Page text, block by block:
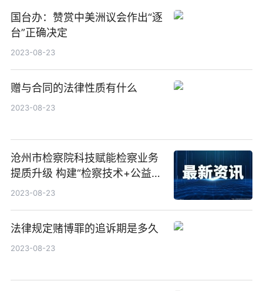
国台办：赞赏中美洲议会作出“逐
台”正确决定
2023-08-23
赠与合同的法律性质有什么
2023-08-23
沧州市检察院科技赋能检察业务
提质升级 构建“检察技术+公益诉
讼” 协同办案新格局
2023-08-23
法律规定赌博罪的追诉期是多久
2023-08-23